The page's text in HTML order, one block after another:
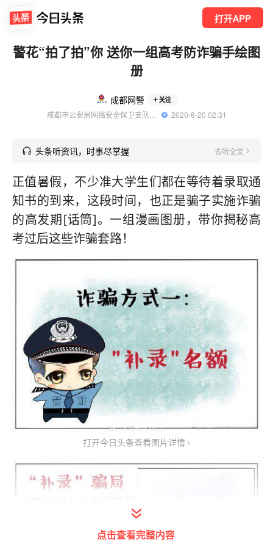
打开APP
警花“拍了拍”你 送你一组高考防诈骗手绘图
册
成都网警 关注
  2020-8-20 02:31
头条听资讯，时事尽掌握 去听全文
正值暑假，不少准大学生们都在等待着录取通
知书的到来，这段时间，也正是骗子实施诈骗
的高发期[话筒]。一组漫画图册，带你揭秘高
考过后这些诈骗套路！
打开今日头条查看图片详情
点击查看完整内容